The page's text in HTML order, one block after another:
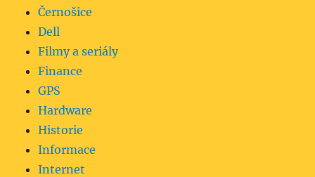
Černošice
Dell
Filmy a seriály
Finance
GPS
Hardware
Historie
Informace
Internet